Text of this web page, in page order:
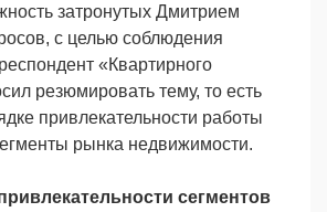
затронутых Дмитрием
с целью соблюдения
«Квартирного
резюмировать тему, то есть
привлекательности работы
рынка недвижимости.
сегментов